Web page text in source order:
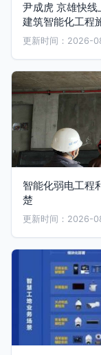
尹成虎 京雄快
建筑智能化工程
更新时间：2026-
智能化弱电工程
楚
更新时间：2026-